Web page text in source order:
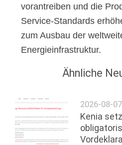
vorantreiben und die
Service-Standards
zum Ausbau der
Energieinfrastruktur.
Ähnliche
2026-08-07
Kenia